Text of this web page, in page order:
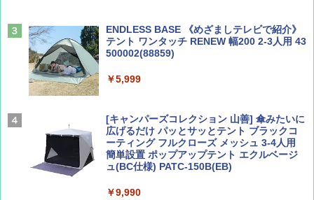
AIRLINE（エアライン）2026年9月号【特
集】ボーイング110周年を祝して！
￥1,760
球の歩き方A ヨーロッパ
A26 地球の歩き方 チェコ ポーランド スロヴ
ァキア 2026～2027 地球の歩き方A ヨーロッ
ENDLESS BASE 《めざましテレビで紹介》
テント ワンタッチ RENEW 幅200 2-3人用 43
500002(88859)
￥5,999
[キャンパーズコレクション 山善] 傘みたいに
広げるだけ パッとサッとテント ブラックコ
ーティング フルクローズ メッシュ 3-4人用
簡単設置 ポップアップテント エクルベージ
ュ(BC仕様) PATC-150B(EB)
￥9,990